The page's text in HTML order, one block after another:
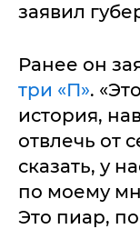
заявил
Ранее он
три «П».
история,
отвлечь от
сказать, у
по моему
Это пиар,